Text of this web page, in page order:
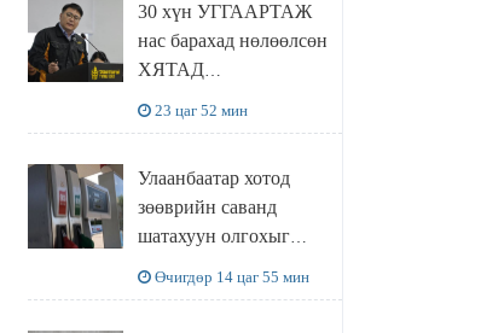
ХҮЛЭЭН АВЧ
УУЛЗЛАА
30 хүн УГГААРТАЖ
нас барахад нөлөөлсөн
ХЯТАД
худалдаж авахаар
болжээ
23 цаг 52 мин
Улаанбаатар хотод
зөөврийн саванд
шатахуун олгохыг
Өчигдөр 14 цаг 55 мин